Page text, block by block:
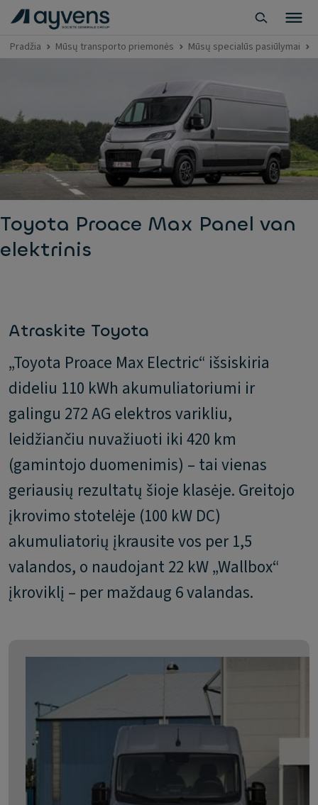
Pradžia Mūsų transporto priemonės Mūsų specialūs pasiūlymai
Toyota Proace Max Panel van
elektrinis
Atraskite Toyota
„Toyota Proace Max Electric“ išsiskiria
dideliu 110 kWh akumuliatoriumi ir
galingu 272 AG elektros varikliu,
leidžiančiu nuvažiuoti iki 420 km
(gamintojo duomenimis) – tai vienas
geriausių rezultatų šioje klasėje. Greitojo
įkrovimo stotelėje (100 kW DC)
akumuliatorių įkrausite vos per 1,5
valandos, o naudojant 22 kW „Wallbox“
įkroviklį – per maždaug 6 valandas.